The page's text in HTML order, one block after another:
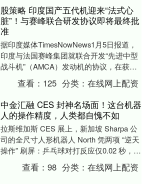
股策略 印度国产五代机迎来“法式心
脏”！与赛峰联合研发协议即将最终批
准
据印度媒体TimesNowNews1月5日报道，
印度与法国赛峰集团就联合开发“先进中型
战斗机”（AMCA）发动机的协议，在获得
国防部批准后，已提交印度内阁安全委....
查看： 125 分类：在线网上配资
中金汇融 CES 封神名场面！这台机器
人的操作精度，人类都自愧不如
拉斯维加斯 CES 展上，新加坡 Sharpa 公
司的全尺寸人形机器人 North 凭两项 “逆天
操作” 刷屏：乒乓球对打反应仅0.02 秒，比
人类职业运动员最....
查看：98 分类：在线网上配资